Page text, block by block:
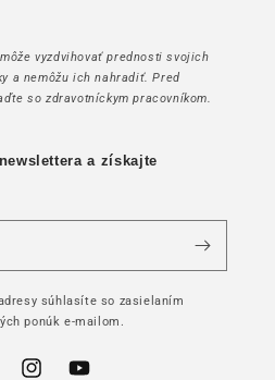
vyzdvihovať prednosti svojich
a nemôžu ich nahradiť. Pred
so zdravotníckym pracovníkom.
a získajte
súhlasíte so zasielaním
ponúk e-mailom.